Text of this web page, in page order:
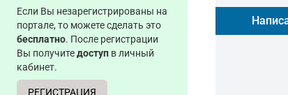
Если Вы незарегистрированы на
портале, то можете сделать это
бесплатно. После регистрации
Вы получитедоступ в личный
кабинет.
РЕГИСТРАЦИЯ